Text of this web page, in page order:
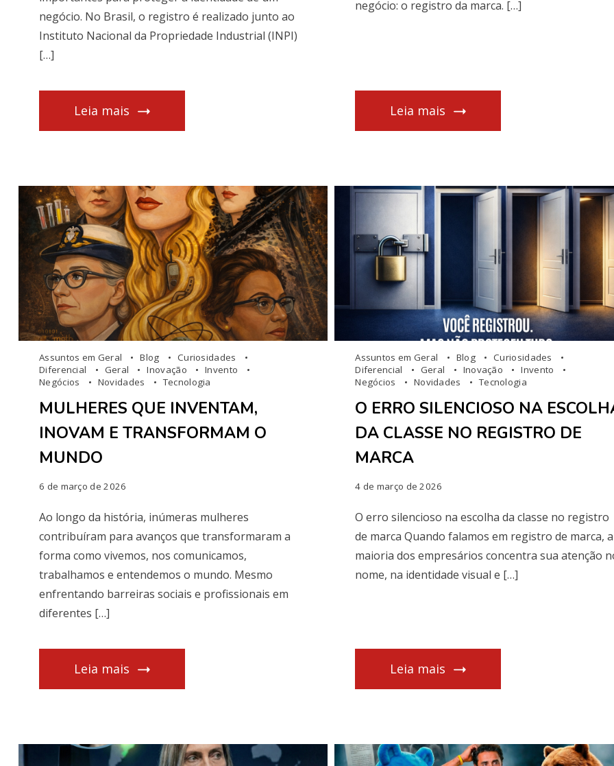
negócio. No Brasil, o registro é realizado junto ao
Instituto Nacional da Propriedade Industrial (INPI)
[…]
Leia mais
negócio: o registro da marca. […]
Leia mais
Assuntos em Geral Blog
Curiosidades
Diferencial
Geral Inovação
Invento
Negócios
Novidades Tecnologia
MULHERES QUE INVENTAM,
INOVAM E TRANSFORMAM O
MUNDO
6 de março de 2026
Ao longo da história, inúmeras mulheres
contribuíram para avanços que transformaram a
forma como vivemos, nos comunicamos,
trabalhamos e entendemos o mundo. Mesmo
enfrentando barreiras sociais e profissionais em
diferentes […]
Leia mais
Assuntos em Geral Blog
Curiosidades
Diferencial
Geral Inovação
Invento
Negócios
Novidades Tecnologia
O ERRO SILENCIOSO NA
DA CLASSE NO REGISTRO DE
MARCA
4 de março de 2026
O erro silencioso na escolha da classe no registro
de marca Quando falamos em registro de marca, a
maioria dos empresários concentra sua atenção
nome, na identidade visual e […]
Leia mais